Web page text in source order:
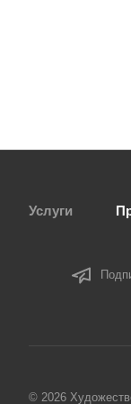
Услуги
© 2026